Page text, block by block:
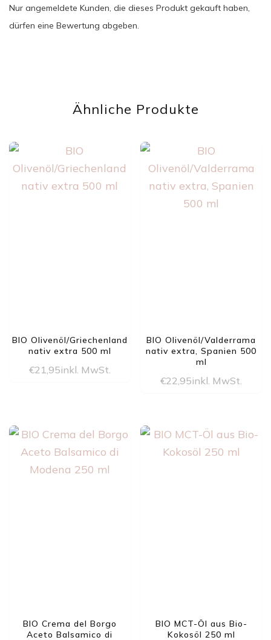
Nur angemeldete Kunden, die dieses Produkt gekauft haben,
dürfen eine Bewertung abgeben.
Ähnliche Produkte
BIO Olivenöl/Griechenland
nativ extra 500 ml
€21,95inkl. MwSt.
BIO Olivenöl/Valderrama
nativ extra, Spanien 500
ml
€22,95inkl. MwSt.
BIO Crema del Borgo
Aceto Balsamico di
BIO MCT-Öl aus Bio-
Kokosöl 250 ml